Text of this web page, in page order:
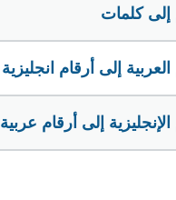
إلى كلمات
إلى أرقام انجليزية
إلى أرقام عربية